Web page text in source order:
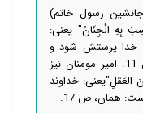
رسول خاتم)
بِهِ الْجِنَانُ" یعنی:
خدا پرستش شود و
. امیر مومنان نیز
العَقلِ"یعنی: خداوند
همان، ص 17.